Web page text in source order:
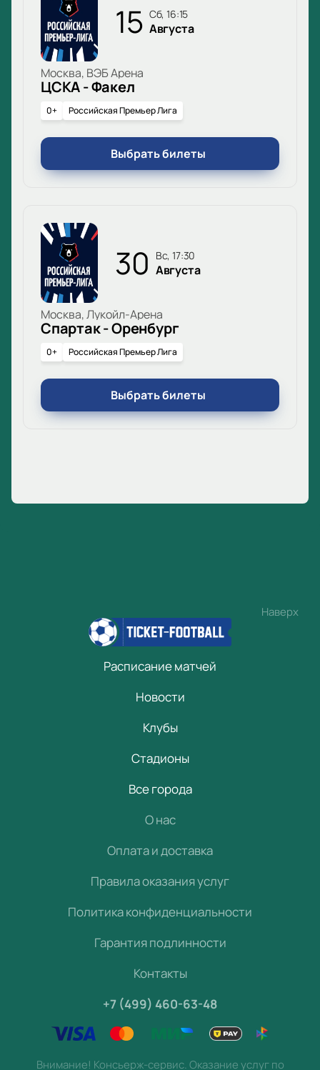
15 сб, 16:15
Августа
Москва, ВЭБ Арена
ЦСКА - Факел
0+ Российская Премьер Лига
Выбрать билеты
30 вс, 17:30
Августа
Москва, Лукойл-Арена
Спартак - Оренбург
0+ Российская Премьер Лига
Выбрать билеты
Наверх
Расписание матчей
Новости
Клубы
Стадионы
Все города
О нас
Оплата и доставка
Правила оказания услуг
Политика конфиденциальности
Гарантия подлинности
Контакты
+7 (499) 460-63-48
Внимание! Консьерж-сервис. Оказание услуг по